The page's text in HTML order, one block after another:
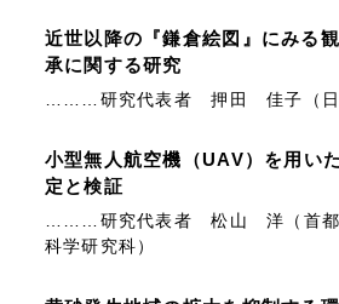
近世以降の『鎌倉絵図』にみる
承に関する研究
………研究代表者 押田 佳子（日
小型無人航空機（UAV）を用い
定と検証
………研究代表者 松山 洋（首都
科学研究科）